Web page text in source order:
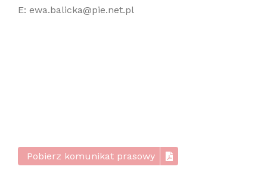
E: ewa.balicka@pie.net.pl
Pobierz komunikat prasowy